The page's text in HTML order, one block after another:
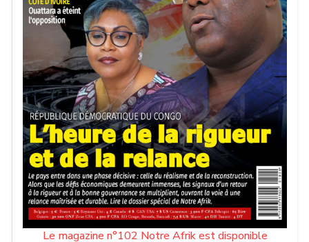
Le magazine n°102 Notre Afrik est disponible